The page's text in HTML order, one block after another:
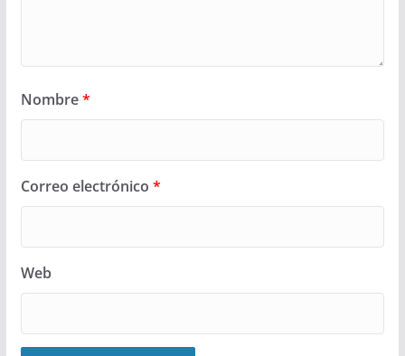
Nombre*
Correo electrónico *
Web